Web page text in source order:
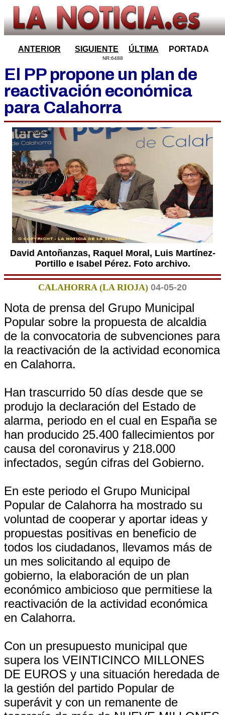
ANTERIOR SIGUIENTE ÚLTIMA PORTADA
NR:6488
El PP propone un plan de
reactivación económica
para Calahorra
David Antoñanzas, Raquel Moral, Luis Martínez-
Portillo e Isabel Pérez. Foto archivo.
CALAHORRA (LA RIOJA) 04-05-20
Nota de prensa del Grupo Municipal
Popular sobre la propuesta de alcaldia
de la convocatoria de subvenciones para
la reactivación de la actividad economica
en Calahorra.
Han trascurrido 50 días desde que se
produjo la declaración del Estado de
alarma, periodo en el cual en España se
han producido 25.400 fallecimientos por
causa del coronavirus y 218.000
infectados, según cifras del Gobierno.
En este periodo el Grupo Municipal
Popular de Calahorra ha mostrado su
voluntad de cooperar y aportar ideas y
propuestas positivas en beneficio de
todos los ciudadanos, llevamos más de
un mes solicitando al equipo de
gobierno, la elaboración de un plan
económico ambicioso que permitiese la
reactivación de la actividad económica
en Calahorra.
Con un presupuesto municipal que
supera los VEINTICINCO MILLONES
DE EUROS y una situación heredada de
la gestión del partido Popular de
superávit y con un remanente de